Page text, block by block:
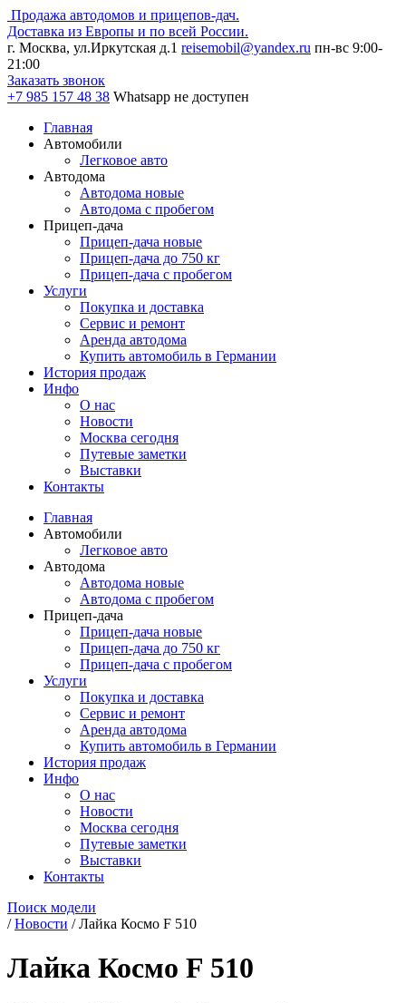
Продажа автодомов и прицепов-дач.
Доставка из Европы и по всей России.
г. Москва, ул.Иркутская д.1 reisemobil@yandex.ru пн-вс 9:00-
21:00
Заказать звонок
+7 985 157 48 38 Whatsapp не доступен
Главная
Автомобили
Легковое авто
Автодома
Автодома новые
Автодома с пробегом
Прицеп-дача
Прицеп-дача новые
Прицеп-дача до 750 кг
Прицеп-дача с пробегом
Услуги
Покупка и доставка
Сервис и ремонт
Аренда автодома
Купить автомобиль в Германии
История продаж
Инфо
О нас
Новости
Москва сегодня
Путевые заметки
Выставки
Контакты
Главная
Автомобили
Легковое авто
Автодома
Автодома новые
Автодома с пробегом
Прицеп-дача
Прицеп-дача новые
Прицеп-дача до 750 кг
Прицеп-дача с пробегом
Услуги
Покупка и доставка
Сервис и ремонт
Аренда автодома
Купить автомобиль в Германии
История продаж
Инфо
О нас
Новости
Москва сегодня
Путевые заметки
Выставки
Контакты
Поиск модели
/Новости /Лайка Космо F 510
Лайка Космо F 510